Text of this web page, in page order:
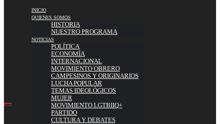
INICIO
QUIENES SOMOS
HISTORIA
NUESTRO PROGRAMA
NOTICIAS
POLÍTICA
ECONOMÍA
INTERNACIONAL
MOVIMIENTO OBRERO
CAMPESINOS Y ORIGINARIOS
LUCHA POPULAR
TEMAS IDEOLÓGICOS
MUJER
MOVIMIENTO LGTBIIQ+
PARTIDO
CULTURA Y DEBATES